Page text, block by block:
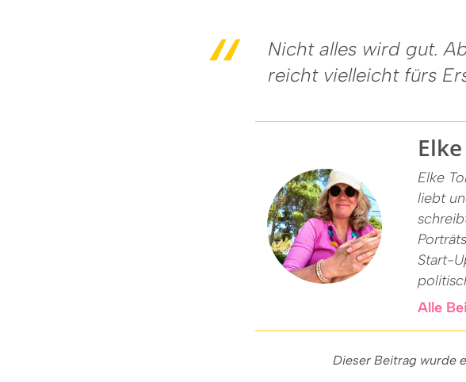
Nicht alles wird gut.
reicht vielleicht fürs
Elke
liebt
Start-
Alle
Dieser Beitrag wurde